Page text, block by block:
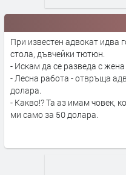
При известен адвокат идва
стола, дъвчейки тютюн.
- Искам да се разведа с жена
- Лесна работа - отвръща
долара.
- Какво!? Та аз имам човек,
ми само за 50 долара.